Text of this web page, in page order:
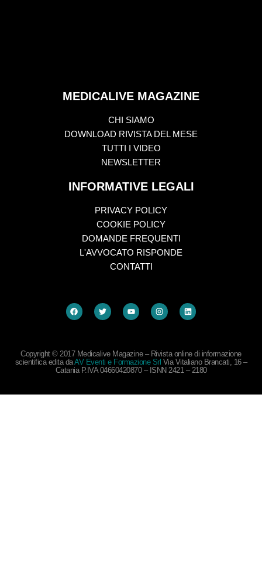
MEDICALIVE MAGAZINE
CHI SIAMO
DOWNLOAD RIVISTA DEL MESE
TUTTI I VIDEO
NEWSLETTER
INFORMATIVE LEGALI
PRIVACY POLICY
COOKIE POLICY
DOMANDE FREQUENTI
L'AVVOCATO RISPONDE
CONTATTI
Copyright © 2017 Medicalive Magazine – Rivista online di informazione
scientifica edita daAV Eventi e Formazione Srl Via Vitaliano Brancati, 16 –
Catania P.IVA 04660420870 – ISNN 2421 – 2180